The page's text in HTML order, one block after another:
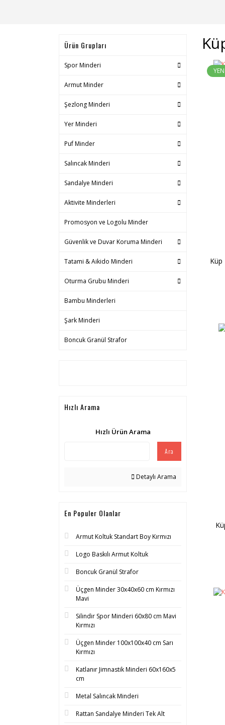
Ürün Grupları
Spor Minderi
Armut Minder
Şezlong Minderi
Yer Minderi
Puf Minder
Salıncak Minderi
Sandalye Minderi
Aktivite Minderleri
Promosyon ve Logolu Minder
Güvenlik ve Duvar Koruma Minderi
Tatami & Aikido Minderi
Oturma Grubu Minderi
Bambu Minderleri
Şark Minderi
Boncuk Granül Strafor
Hızlı Arama
Hızlı Ürün Arama
Ara
Detaylı Arama
En Populer Olanlar
Armut Koltuk Standart Boy Kırmızı
Logo Baskılı Armut Koltuk
Boncuk Granül Strafor
Üçgen Minder 30x40x60 cm Kırmızı
Mavi
Silindir Spor Minderi 60x80 cm Mavi
Kırmızı
Üçgen Minder 100x100x40 cm Sarı
Kırmızı
Katlanır Jimnastik Minderi 60x160x5
cm
Metal Salıncak Minderi
Rattan Sandalye Minderi Tek Alt
Küp